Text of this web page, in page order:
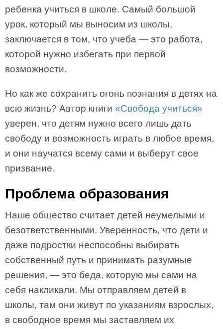
ребенка учиться в школе. Самый большой
урок, который мы выносим из школы,
заключается в том, что учеба — это работа,
которой нужно избегать при первой
возможности.
Но как же сохранить огонь познания в детях на
всю жизнь? Автор книги «Свобода учиться»
уверен, что детям нужно всего лишь дать
свободу и возможность играть в любое время,
и они научатся всему сами и выберут свое
призвание.
Проблема образования
Наше общество считает детей неумелыми и
безответственными. Уверенность, что дети и
даже подростки неспособны выбирать
собственный путь и принимать разумные
решения, — это беда, которую мы сами на
себя накликали. Мы отправляем детей в
школы, там они живут по указаниям взрослых,
в свободное время мы заставляем их